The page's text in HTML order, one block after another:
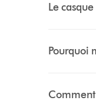
Le
Pourquoi